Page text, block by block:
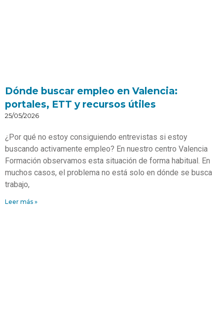
Dónde buscar empleo en Valencia:
portales, ETT y recursos útiles
25/05/2026
¿Por qué no estoy consiguiendo entrevistas si estoy
buscando activamente empleo? En nuestro centro Valencia
Formación observamos esta situación de forma habitual. En
muchos casos, el problema no está solo en dónde se busca
trabajo,
Leer más »